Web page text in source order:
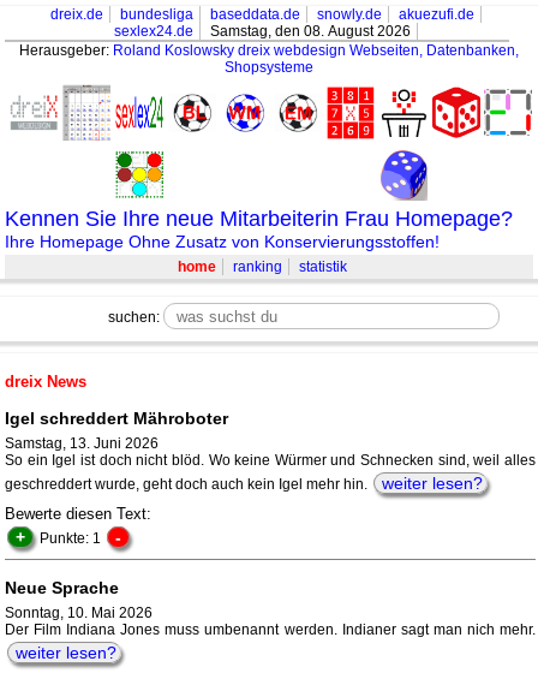
dreix.de bundesliga baseddata.de snowly.de
akuezufi.de
sexlex24.de
Samstag, den 08. August 2026
Herausgeber: Roland Koslowsky dreix webdesign Webseiten, Datenbanken,
Shopsysteme
Kennen Sie Ihre neue Mitarbeiterin Frau Homepage?
Ihre Homepage Ohne Zusatz von Konservierungsstoffen!
home ranking statistik
suchen:
dreix News
Igel schreddert Mähroboter
Samstag, 13. Juni 2026
So ein Igel ist doch nicht blöd. Wo keine Würmer und Schnecken sind, weil alles
geschreddert wurde, geht doch auch kein Igel mehr hin.
weiter lesen?
Bewerte diesen Text:
+ Punkte: 1 -
Neue Sprache
Sonntag, 10. Mai 2026
Der Film Indiana Jones muss umbenannt werden. Indianer sagt man nich mehr.
weiter lesen?